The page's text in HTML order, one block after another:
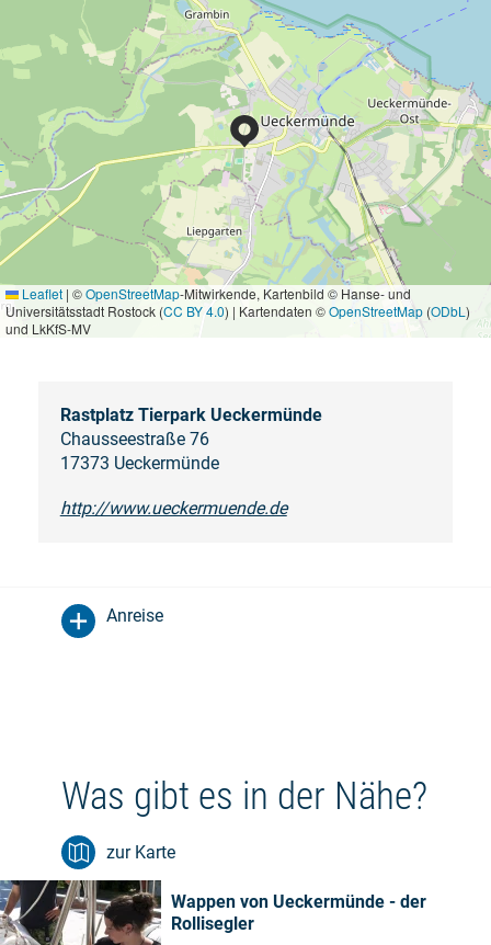
Leaflet | ©OpenStreetMap-Mitwirkende, Kartenbild © Hanse- und
Universitätsstadt Rostock (CC BY 4.0) | Kartendaten ©OpenStreetMap (ODbL )
und LkKfS-MV
Rastplatz Tierpark Ueckermünde
Chausseestraße 76
17373 Ueckermünde
http://www.ueckermuende.de
Anreise
Was gibt es in der Nähe?
zur Karte
Wappen von Ueckermünde - der
Rollisegler